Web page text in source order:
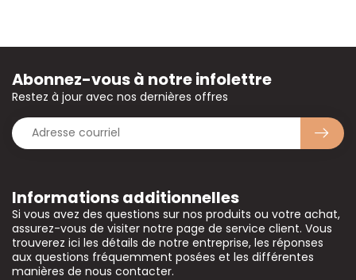
Informations additionnelles
Si vous avez des questions sur nos produits ou votre achat,
assurez-vous de visiter notre page de service client. Vous
trouverez ici les détails de notre entreprise, les réponses
aux questions fréquemment posées et les différentes
manières de nous contacter.
Abonnez-vous à notre infolettre
Restez à jour avec nos dernières offres